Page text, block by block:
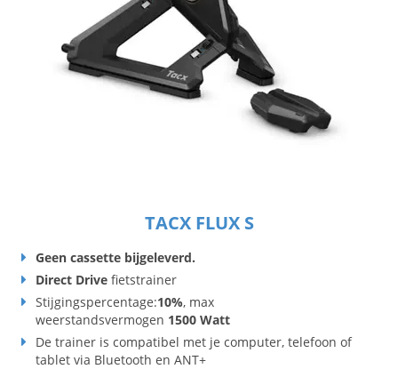
TACX FLUX S
Geen cassette bijgeleverd.
Direct Drive fietstrainer
Stijgingspercentage:10%, max
weerstandsvermogen 1500 Watt
De trainer is compatibel met je computer, telefoon of
tablet via Bluetooth en ANT+